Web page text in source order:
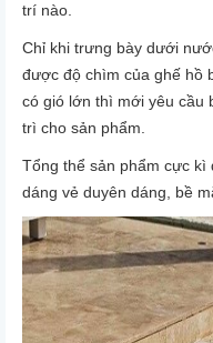
trí nào.
Chỉ khi trưng bày dưới
được độ chìm của ghế hồ
có gió lớn thì mới yêu cầu
trì cho sản phẩm.
Tổng thể sản phẩm cực kì
dáng vẻ duyên dáng, bề